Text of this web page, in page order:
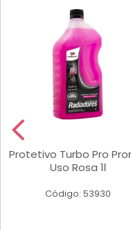
Protetivo Turbo Pro
Uso Rosa 1l
Código: 53930